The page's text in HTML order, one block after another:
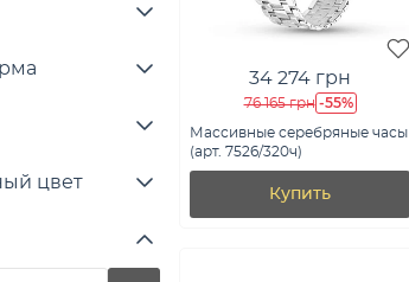
цвет
34 274 грн
76 165 грн -55%
Массивные серебряные часы
(арт. 7526/320ч)
Купить